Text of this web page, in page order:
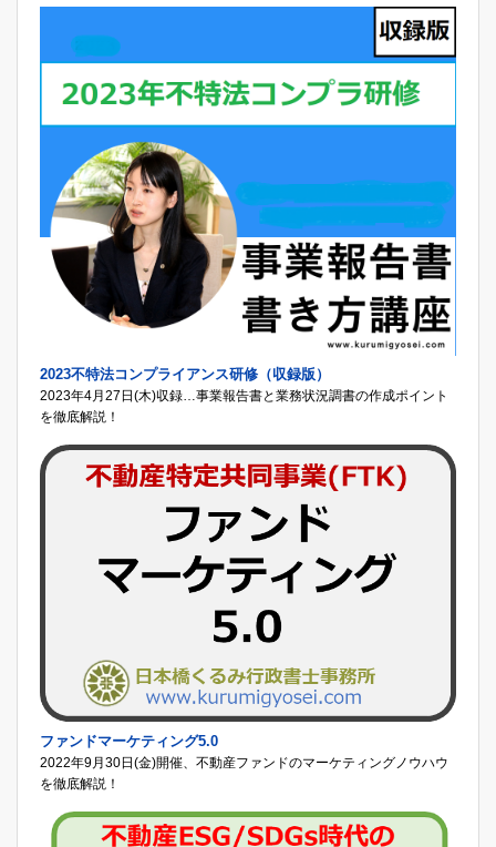
2023不特法コンプライアンス研修（収録版）
2023年4月27日(木)収録…事業報告書と業務状況調書の作成ポイント
を徹底解説！
ファンドマーケティング5.0
2022年9月30日(金)開催、不動産ファンドのマーケティングノウハウ
を徹底解説！